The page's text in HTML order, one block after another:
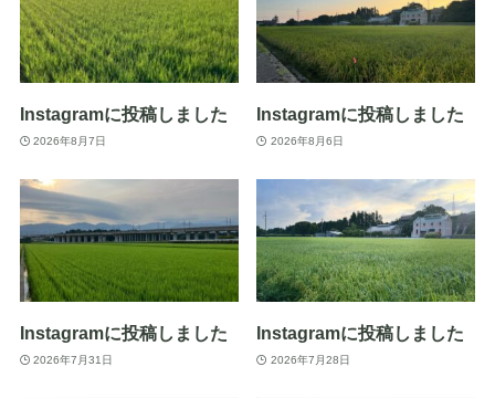
Instagramに投稿しました
2026年8月7日
Instagramに投稿しました
2026年8月6日
Instagramに投稿しました
2026年7月31日
Instagramに投稿しました
2026年7月28日